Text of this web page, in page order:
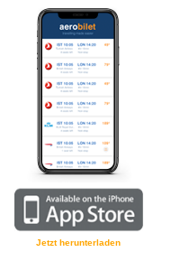
Jetzt herunterladen